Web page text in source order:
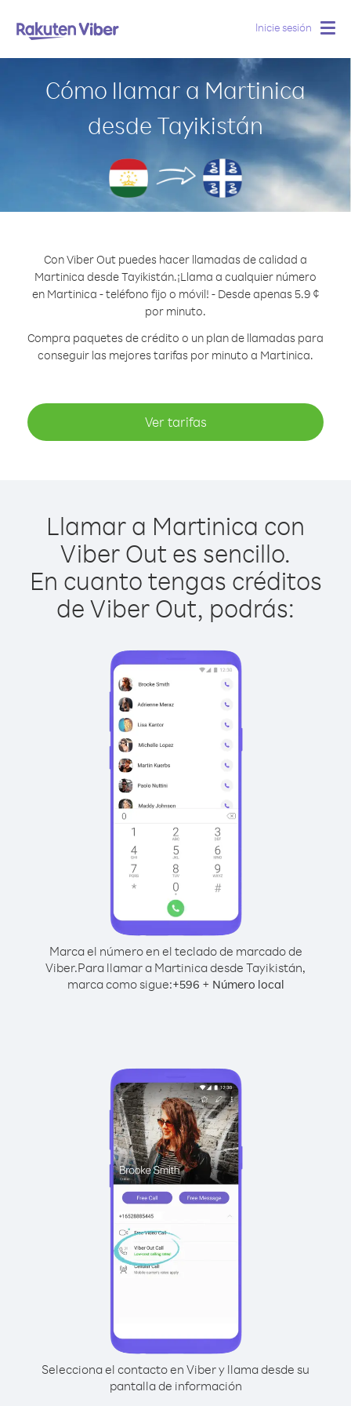
Inicie sesión
Cómo llamar a Martinica
desde Tayikistán
Con Viber Out puedes hacer llamadas de calidad a
Martinica desde Tayikistán.¡Llama a cualquier número
en Martinica - teléfono fijo o móvil! - Desde apenas 5.9 ¢
por minuto.
Compra paquetes de crédito o un plan de llamadas para
conseguir las mejores tarifas por minuto a Martinica.
Ver tarifas
Llamar a Martinica con
Viber Out es sencillo.
En cuanto tengas créditos
de Viber Out, podrás:
Marca el número en el teclado de marcado de
Viber.Para llamar a Martinica desde Tayikistán,
marca como sigue:+596 + Número local
Selecciona el contacto en Viber y llama desde su
pantalla de información